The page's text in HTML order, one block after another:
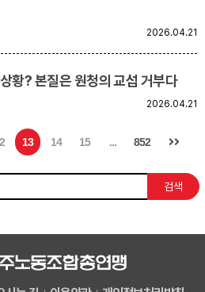
2026.04.21
황? 본질은 원청의 교섭 거부다
2026.04.21
13 14 15 ... 852
검색